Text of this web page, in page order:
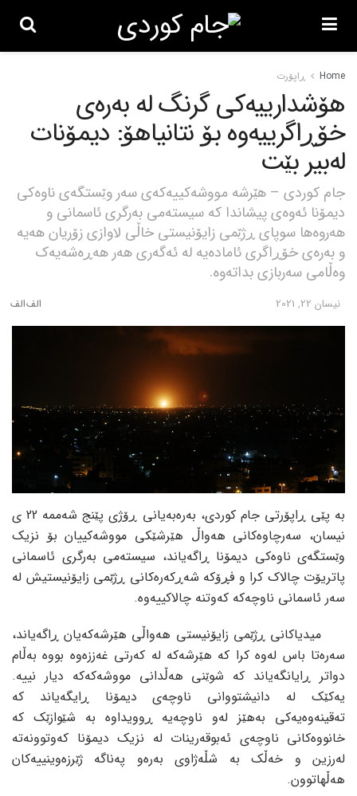
Home ڕاپۆرت
هۆشدارییەکی گرنگ لە بەرەی
خۆڕاگرییەوە بۆ نتانیاهۆ: دیمۆنات
لەبیر بێت
جام کوردی – هێرشە مووشەکییەکەی سەر وێستگەی ناوەکی
دیمۆنا ئەوەی پیشاندا کە سیستەمی بەرگری ئاسمانی و
هەروەها سوپای ڕژێمی زایۆنیستی خاڵی لاوازی زۆریان هەیە
و بەرەی خۆڕاگری ئامادەیە لە ئەگەری هەر هەڕەشەیەک
وەڵامی سەربازی بداتەوە.
نیسان 22, 2021
بە پێی ڕاپۆرتی جام کوردی، بەرەبەیانی ڕۆژی پێنج شەممە 22 ی
نیسان، سەرچاوەکانی هەواڵ هێرشێکی مووشەکییان بۆ نزیک
وێستگەی ناوەکی دیمۆنا ڕاگەیاند، سیستەمی بەرگری ئاسمانی
پاتریۆت چالاک کرا و فڕۆکە شەڕکەرەکانی ڕژێمی زایۆنیستیش لە
سەر ئاسمانی ناوچەکە کەوتنە چالاکییەوە.
میدیاکانی ڕژێمی زایۆنیستی هەواڵی هێرشەکەیان ڕاگەیاند،
سەرەتا باس لەوە کرا کە هێرشەکە لە کەرتی غەززەوە بووە بەڵام
دواتر ڕایانگەیاند کە شوێنی هەڵدانی مووشەکەکە دیار نییە.
یەکێک لە دانیشتووانی ناوچەی دیمۆنا ڕایگەیاند کە
تەقینەوەیەکی بەهێز لەو ناوچەیە ڕوویداوە بە شێوازێک کە
خانووەکانی ناوچەی ئەبوقەرینات لە نزیک دیمۆنا کەوتوونەتە
لەرزین و خەڵک بە شڵەژاوی بەرەو پەناگە ژێرزەوینییەکان
هەڵهاتوون.